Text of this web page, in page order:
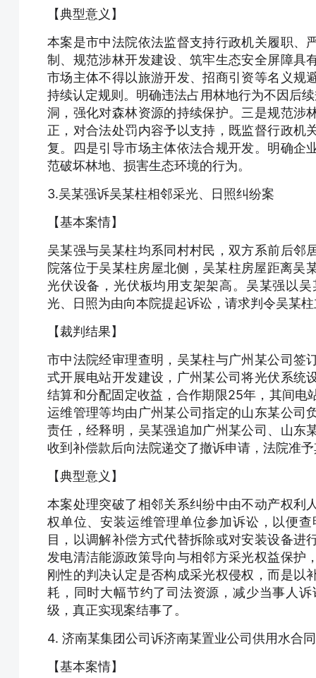
【典型意义】
本案是市中法院依法监督支持行政机关履职、
制、规范涉林开发建设、筑牢生态安全屏障具
市场主体不得以旅游开发、招商引资等名义规
持续认定规则。明确违法占用林地行为不因后
洞，强化对森林资源的持续保护。三是规范涉
正，对合法处罚内容予以支持，既监督行政机
复。四是引导市场主体依法合规开发。明确企
范破坏林地、损害生态环境的行为。
3.吴某强诉吴某柱相邻采光、日照纠纷案
【基本案情】
吴某强与吴某柱均系同村村民，双方系前后邻
院落位于吴某柱房屋北侧，吴某柱房屋距离
光伏设备，光伏板均用支架架高。吴某强以
光、日照为由向本院提起诉讼，请求判令吴某
【裁判结果】
市中法院经审理查明，吴某柱与广州某公司签
式开展电站开发建设，广州某公司将光伏系统
结算和分配固定收益，合作期限25年，其间电
运维管理等均由广州某公司指定的山东某公司
责任，经释明，吴某强追加广州某公司、山东
收到补偿款后向法院递交了撤诉申请，法院准
【典型意义】
本案处理突破了相邻关系纠纷中由不动产权利
权单位、安装运维管理单位参加诉讼，以便
目，以调解补偿方式代替拆除或对安装设备进
发电清洁能源政策导向与相邻方采光权益保护
刚性的判决认定是否构成采光权侵权，而是以
耗，同时大幅节约了司法资源，减少当事人
级，真正实现案结事了。
4. 济南某集团公司诉济南某置业公司供用水合
【基本案情】